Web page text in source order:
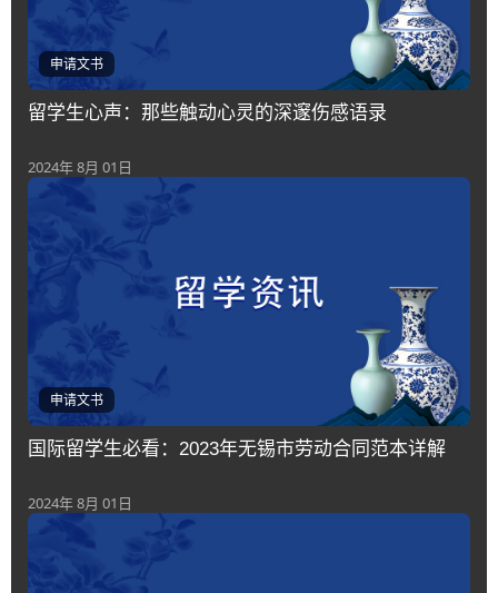
申请文书
留学生心声：那些触动心灵的深邃伤感语录
2024年 8月 01日
申请文书
国际留学生必看：2023年无锡市劳动合同范本详解
2024年 8月 01日